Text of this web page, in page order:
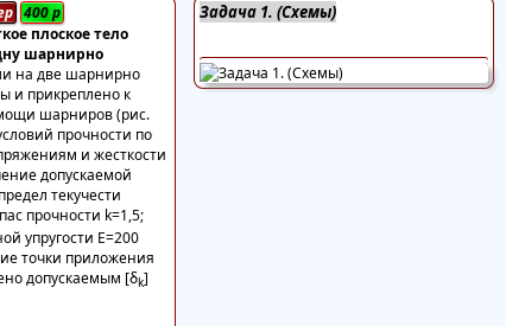
400р
плоское тело
шарнирно
на две шарнирно
и прикреплено к
шарниров (рис.
прочности по
и жесткости
допускаемой
текучести
прочности k=1,5;
упругости Е=200
точки приложения
допускаемым [δk]
Задача 1. (Схемы)